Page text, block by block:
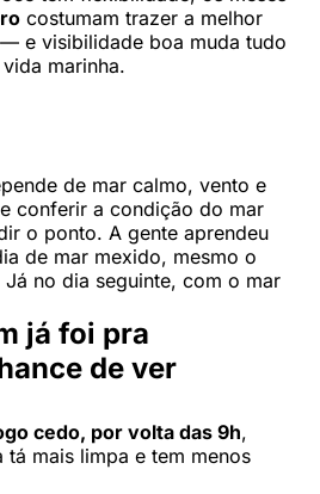
costumam trazer a melhor
e visibilidade boa muda tudo
marinha.
de mar calmo, vento e
conferir a condição do mar
o ponto. A gente aprendeu
de mar mexido, mesmo o
no dia seguinte, com o mar
já foi pra
de ver
cedo, por volta das 9h,
tá mais limpa e tem menos